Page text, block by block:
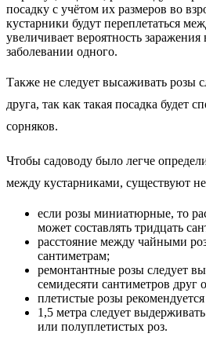
посадку с учётом их размеров во
кустарники будут переплетаться
увеличивает вероятность
заболевании одного.
Также не следует высаживать розы
друга, так как такая посадка будет
сорняков.
Чтобы садоводу было легче
между кустарниками, существуют
если розы миниатюрные, то
может составлять тридцать
расстояние между чайными
сантиметрам;
ремонтантные розы следует
семидесяти сантиметров друг
плетистые розы
1,5 метра следует
или полуплетистых роз.